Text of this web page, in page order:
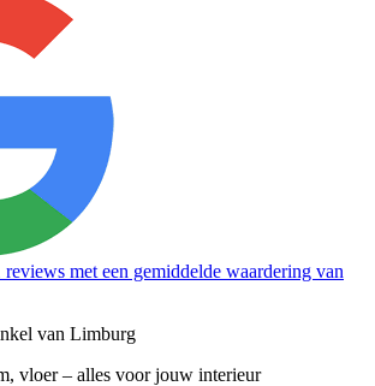
reviews met een gemiddelde waardering van
van Limburg
vloer – alles voor jouw interieur